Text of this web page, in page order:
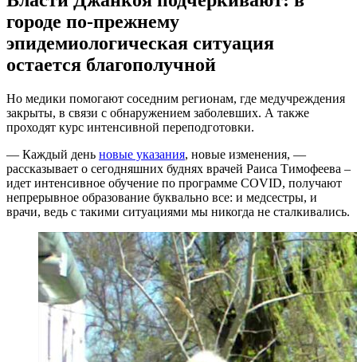
городе по-прежнему
эпидемиологическая ситуация
остается благополучной
Но медики помогают соседним регионам, где медучреждения
закрыты, в связи с обнаружением заболевших. А также
проходят курс интенсивной переподготовки.
— Каждый день новые указания, новые изменения, —
рассказывает о сегодняшних буднях врачей Раиса Тимофеева –
идет интенсивное обучение по программе COVID, получают
непрерывное образование буквально все: и медсестры, и
врачи, ведь с такими ситуациями мы никогда не сталкивались.